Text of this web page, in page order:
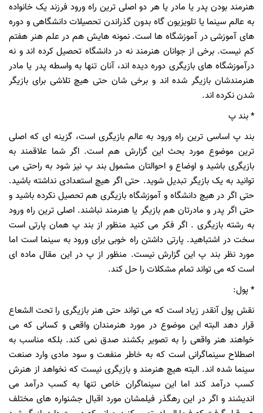
هنرمند بودن پدر یا مادر یا هر دو اصلی ترین راه ورود فرزند یک خانواده
به عالم سینما یا تلویزیون گاه بدون گذراندن تحصیلات دانشگاهی و دوره
های آموزشی در آموزشگاه ها است. نمونه هایش هم در علم هنر هفتم
کم نیست. برخی از جوانان هنرمند نه در دانشگاه تحصیل کرده اند و نه
درآموزشگاه های بازیگری دوره دیده اند، آنان تنها به واسطه پدر یا مادر
هنرمندشان بازیگر شده اند و برخی شان حتی هیچ تلاشی برای بازیگر
شدن نکرده اند.
* بند پ
بند پ اساسی ترین راه ورود به عالم بازیگری است، گزینه ای که اصلی
ترین موضوع مورد بحث این گزارش هم است. اگر شما علاقمند به
بازیگری باشید و اوضاع و احوالتان مشمول بند پ نیز شود به راحتی می
توانید به یک بازیگر تبدیل شوید. حتی اگر هیچ استعدادی نداشته باشید.
حتی اگر در هیچ دانشگاه و آموزشگاه بازیگری هم تحصیل نکرده باشید و
حتی اگر پدر و مادرتان هم بازیگر یا هنرمند نباشند. اصلی ترین راه ورود
به رشته بازیگری . اگر فکر می کنید منظور از بند پ همان پارتی است
سخت در اشتباهید. پارتی داشتن راه خوبی برای ورود به سینما است اما
مورد نظر بند پ این گزارش نیست. منظور از پ در این مقال ماده ای
است که می تواند تمام مشکلات را حل کند.
* پول:
نقش پول آنقدر زیاد است که می تواند حتی هنر بازیگری را تحت الشعاع
قرار دهد البته این موضوع در مورد هنرمندان واقعی و کسانی که می
خواهند هنر واقعی را به تصویر بکشند صدق نمی کند. بلکه مناسب به
اصطلاح سینماگرانی است که به خاطر منفعت و سود مادی وارد صنعت
سینما شده اند. البته هیچ هنرمند و بازیگری نیست که نخواهد از هنرش
کسب درآمد کند اما این سینماگران خاص تنها به کسب درآمد می
اندیشند و اگر در این رهگذر فیلمشان مورد اقبال جشنواره های مختلف